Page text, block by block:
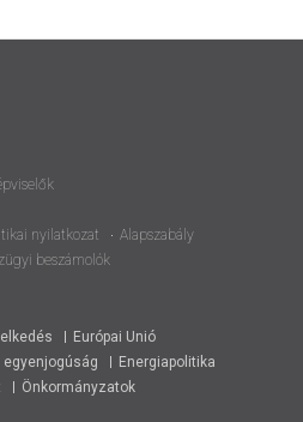
nyilatkozat
Alapszabály
beszámolók
Európai Unió
egyenjogúság
Energiapolitika
Önkormányzatok